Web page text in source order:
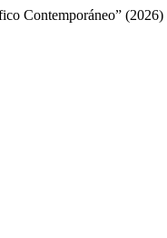
Contemporáneo” (2026)